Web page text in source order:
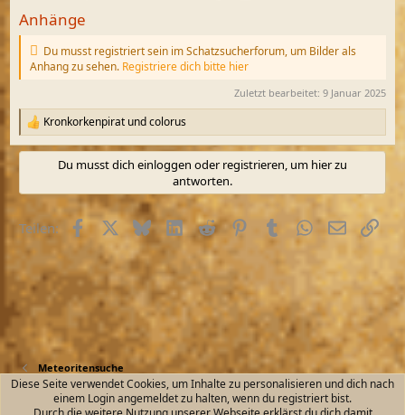
Anhänge
Du musst registriert sein im Schatzsucherforum, um Bilder als
Anhang zu sehen. Registriere dich bitte hier
Zuletzt bearbeitet: 9 Januar 2025
R
e
a
n
Kronkorkenpirat undcolorus
Du musst dich einloggen oder registrieren, um hier zu
antworten.
Teilen: FacebookX (Twitter)
BlueskyLinkedIn
Reddit PinterestTumblrWhatsApp
E-MailLink
Meteoritensuche
Kontakt Nutzungsbedingungen Datenschutz
Diese Seite verwendet Cookies, um Inhalte zu personalisieren und dich nach
einem Login angemeldet zu halten, wenn du registriert bist.